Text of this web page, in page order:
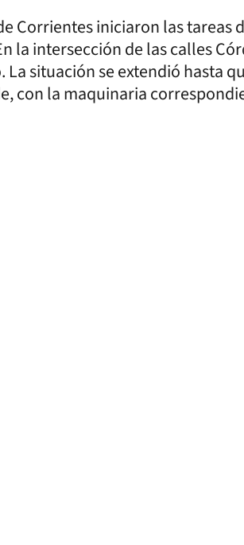
Corrientes iniciaron las
la intersección de las calles
situación se extendió hasta
con la maquinaria